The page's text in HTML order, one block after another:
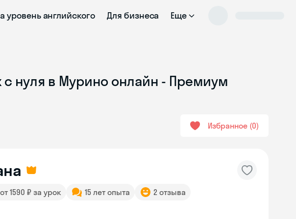
уровень английского Для бизнеса Еще
нуля в Мурино онлайн - Премиум
Избранное 0
от 1590 ₽ за урок 15 лет опыта 2 отзыва